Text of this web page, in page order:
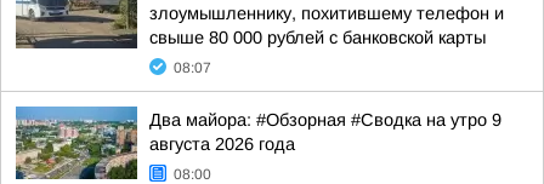
злоумышленнику, похитившему телефон и
свыше 80 000 рублей с банковской карты
08:07
Два майора: #Обзорная #Сводка на утро 9
августа 2026 года
08:00